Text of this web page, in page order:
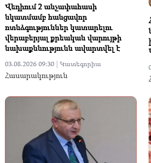
Վեդիում 2 անչափահասի
նկատմամբ հանցավոր
ոտնձգություններ կատարելու
վերաբերյալ քրեական վարույթի
նախաքննությունն ավարտվել է
03.08.2026 09:30 | Կատեգորիա
Հասարակություն